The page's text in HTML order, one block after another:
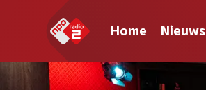
Home Nieuws